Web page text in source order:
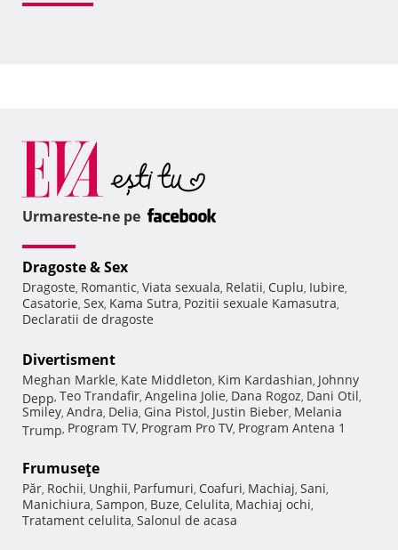
Urmareste-ne pe
Dragoste & Sex
Dragoste, Romantic, Viata sexuala, Relatii, Cuplu, Iubire,
Casatorie, Sex, Kama Sutra, Pozitii sexuale Kamasutra,
Declaratii de dragoste
Divertisment
Meghan Markle, Kate Middleton, Kim Kardashian, Johnny
Depp, Teo Trandafir, Angelina Jolie, Dana Rogoz, Dani Otil,
Smiley, Andra, Delia, Gina Pistol, Justin Bieber, Melania
Trump, Program TV, Program Pro TV, Program Antena 1
Frumuseţe
Păr, Rochii, Unghii, Parfumuri, Coafuri, Machiaj, Sani,
Manichiura, Sampon, Buze, Celulita, Machiaj ochi,
Tratament celulita, Salonul de acasa